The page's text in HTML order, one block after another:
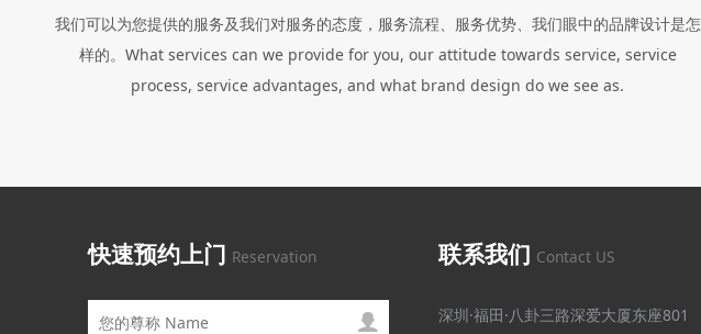
我们可以为您提供的服务及我们对服务的态度，服务流程、服务优势、我们眼中的品牌设计是怎
样的。What services can we provide for you, our attitude towards service, service
process, service advantages, and what brand design do we see as.
快速预约上门 Reservation 联系我们 Contact US
深圳·福田·八卦三路深爱大厦东座801